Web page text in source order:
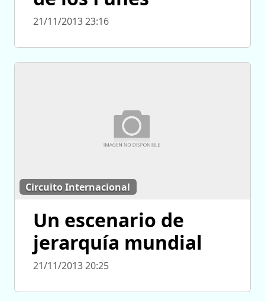
21/11/2013 23:16
Circuito Internacional
Un escenario de
jerarquía mundial
21/11/2013 20:25